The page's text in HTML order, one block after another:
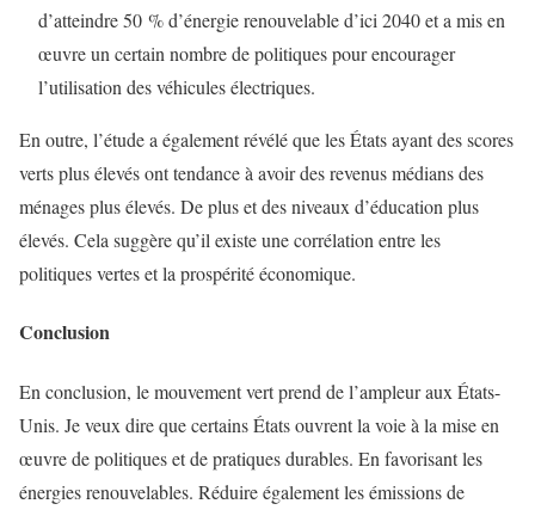
d’atteindre 50 % d’énergie renouvelable d’ici 2040 et a mis en
œuvre un certain nombre de politiques pour encourager
l’utilisation des véhicules électriques.
En outre, l’étude a également révélé que les États ayant des scores
verts plus élevés ont tendance à avoir des revenus médians des
ménages plus élevés. De plus et des niveaux d’éducation plus
élevés. Cela suggère qu’il existe une corrélation entre les
politiques vertes et la prospérité économique.
Conclusion
En conclusion, le mouvement vert prend de l’ampleur aux États-
Unis. Je veux dire que certains États ouvrent la voie à la mise en
œuvre de politiques et de pratiques durables. En favorisant les
énergies renouvelables. Réduire également les émissions de